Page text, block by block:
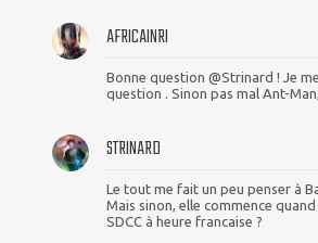
AFRICAINRI
Bonne question @Strinard ! Je
question . Sinon pas mal Ant-
STRINARD
Le tout me fait un peu penser à
Mais sinon, elle commence
SDCC à heure francaise ?